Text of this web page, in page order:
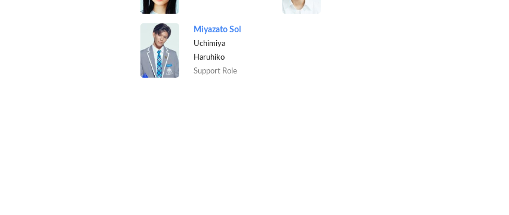
Miyazato Sol
Uchimiya
Haruhiko
Support Role